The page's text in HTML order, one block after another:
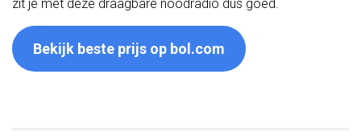
zit je met deze draagbare noodradio dus goed.
Bekijk beste prijs op bol.com